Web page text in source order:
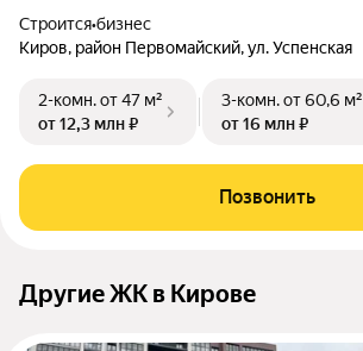
Строится•бизнес
Киров, район Первомайский, ул. Успенская
2-комн.от 47 м²
от 12,3 млн ₽
3-комн.от 60,6 м²
от 16 млн ₽
Позвонить
Другие ЖК в Кирове